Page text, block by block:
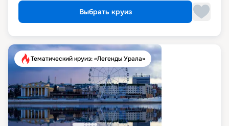
Выбрать круиз
Тематический круиз: «Легенды Урала»